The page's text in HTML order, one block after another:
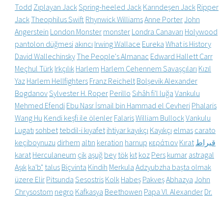
Todd Zıplayan JackSpring-heeled Jack Karındeşen Jack Ripper
JackTheophilus Swift Rhynwick WilliamsAnne PorterJohn
Angerstein London Monster monster Londra Canavarı Holywood
pantolon düğmesi akıncı Irwing Wallace Eureka What is History
David WallechinskyThe People's Almanac Edward Hallett Carr
Meçhul Türk Irkçılık Harlem Harlem Cehennem Savaşçıları Kızıl
Yaz Harlem Hellfighters Franz Reichelt Bolşevik Alexander
BogdanovSylvester H. Roper Perillo Sıhâh fi'l luğa Vankulu
Mehmed Efendi Ebu Nasr İsmail bin Hammad el Cevheri Phalaris
Wang Hu Kendi keşfi ile ölenler FalarisWilliam BullockVankulu
Lugatı sohbet tebdil-i kıyafet ihtiyar kayıkçı Kayıkçı elmas carato
keçiboynuzu dirhem altın keration harnup κεράτιον Kırat قيراط
karat Herculaneum çik aşuğ bey tök kıt koz Pers kumar astragal
Aşık ka'b" talus Biçvinta Kindih Merkula Adzyubzha başta olmak
üzere Elir Pitsunda Sesostris Kolk Habeş PakveşAbhazya John
Chrysostom negro Kafkasya Beethowen Papa VI. Alexander Dr.